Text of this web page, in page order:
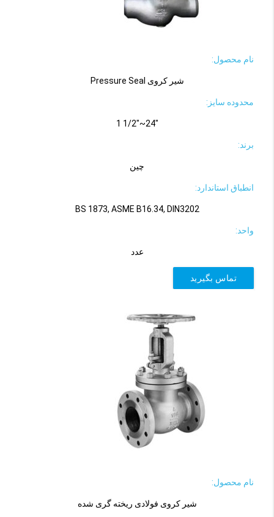
نام محصول:
شیر کروی Pressure Seal
محدوده سایز:
"24~"1/2 1
برند:
چین
انطباق استاندارد:
BS 1873, ASME B16.34, DIN3202
واحد:
عدد
تماس بگیرید
نام محصول:
شیر کروی فولادی ریخته گری شده